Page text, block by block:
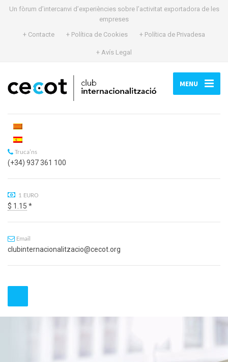
Un fòrum d’intercanvi d’experiències sobre l’activitat exportadora de les
empreses
+ Contacte
+ Política de Cookies + Política de Privadesa
+ Avís Legal
MENU
Truca'ns
(+34) 937 361 100
1 EURO
$ 1.15 *
Email
clubinternacionalitzacio@cecot.org